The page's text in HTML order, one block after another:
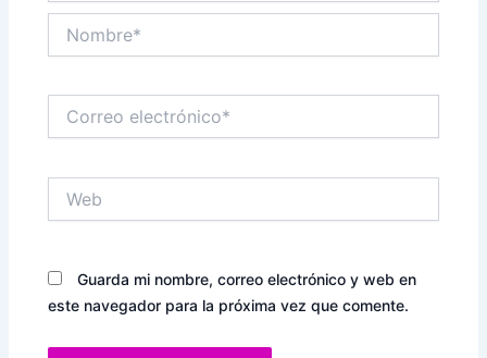
electrónico*
Guarda mi nombre, correo electrónico y web en
este navegador para la próxima vez que comente.